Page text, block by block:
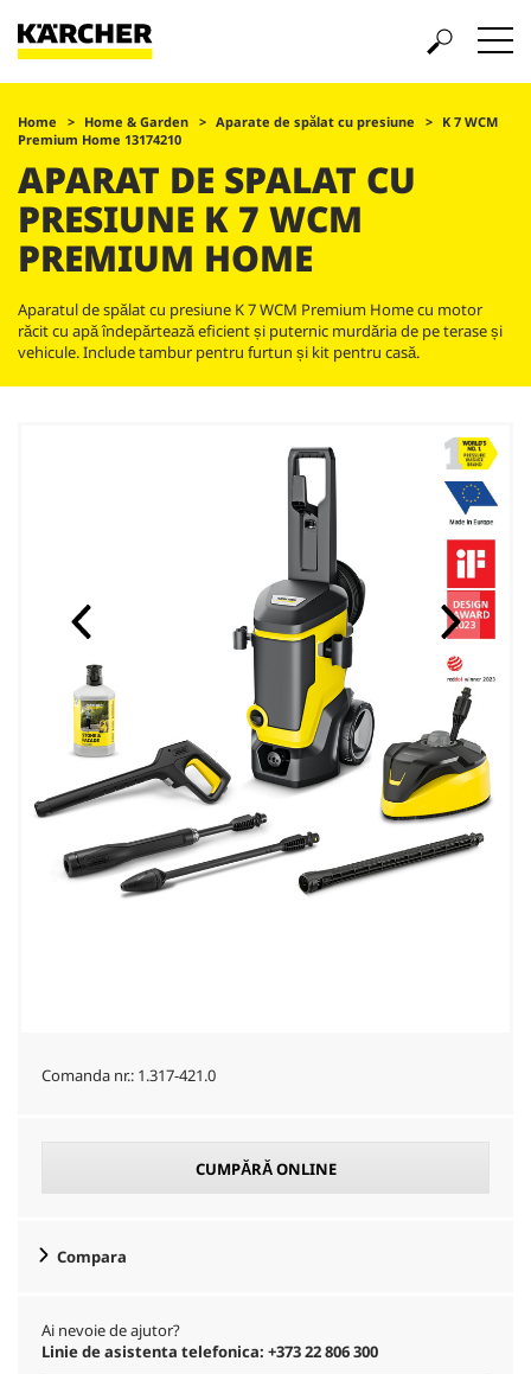
Home Home & Garden Aparate de spălat cu presiune
K 7 WCM
Premium Home 13174210
APARAT DE SPALAT CU
PRESIUNE K 7 WCM
PREMIUM HOME
Aparatul de spălat cu presiune K 7 WCM Premium Home cu motor
răcit cu apă îndepărtează eficient și puternic murdăria de pe terase și
vehicule. Include tambur pentru furtun și kit pentru casă.
Comanda nr.: 1.317-421.0
CUMPĂRĂ ONLINE
Compara
Ai nevoie de ajutor?
Linie de asistenta telefonica: +373 22 806 300